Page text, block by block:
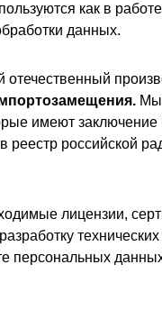
как в
данных.
Мы
имеют
российской
лицензии,
персональных